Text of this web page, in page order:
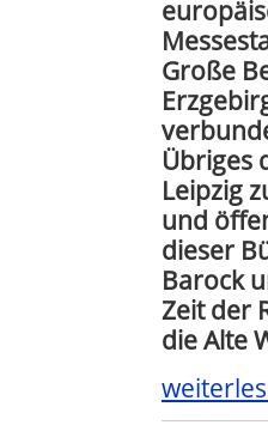
Große
Übriges
Leipzig
und
dieser
Barock
Zeit der
die Alte